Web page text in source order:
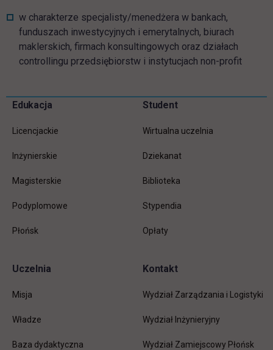
w charakterze specjalisty/menedżera w bankach,
funduszach inwestycyjnych i emerytalnych, biurach
maklerskich, firmach konsultingowych oraz działach
controllingu przedsiębiorstw i instytucjach non-profit
Pomiń
Informacje w stopce
Edukacja
Licencjackie
Inżynierskie
Magisterskie
Podyplomowe
Płońsk
Student
Wirtualna uczelnia
Dziekanat
Biblioteka
Stypendia
Opłaty
Uczelnia
Misja
Władze
Baza dydaktyczna
Kontakt
Wydział Zarządzania i Logistyki
Wydział Inżynieryjny
Wydział Zamiejscowy Płońsk